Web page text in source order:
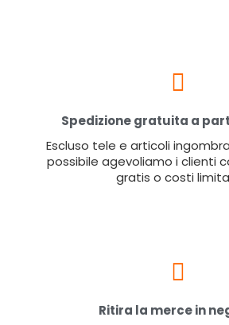
Spedizione gratuita a
Escluso tele e articoli
possibile agevoliamo i clienti
gratis o costi
Ritira la merce in